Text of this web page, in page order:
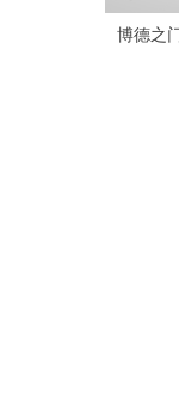
博德之